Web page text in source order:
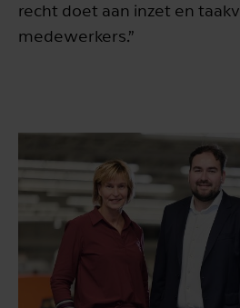
recht doet aan inzet en
medewerkers.”